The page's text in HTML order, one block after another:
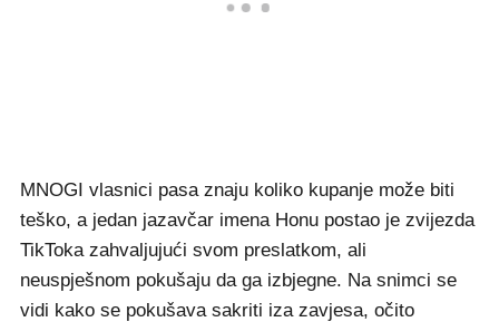
MNOGI vlasnici pasa znaju koliko kupanje može biti
teško, a jedan jazavčar imena Honu postao je zvijezda
TikToka zahvaljujući svom preslatkom, ali
neuspješnom pokušaju da ga izbjegne. Na snimci se
vidi kako se pokušava sakriti iza zavjesa, očito